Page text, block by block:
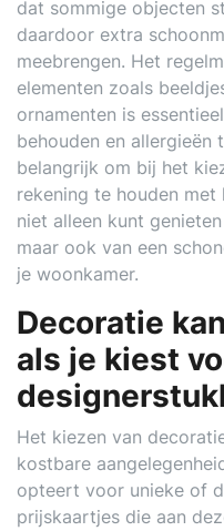
dat sommige objecten
daardoor extra
meebrengen. Het
elementen zoals
ornamenten is
behouden en allergieën
belangrijk om bij het
rekening te houden
niet alleen kunt
maar ook van een
je woonkamer.
Decoratie
als je kiest
Het kiezen van
kostbare
opteert voor unieke of
prijskaartjes die aan